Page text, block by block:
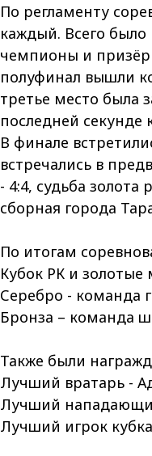
По регламенту
каждый. Всего
чемпионы и
полуфинал вышли
третье место была
последней секунде
В финале
встречались в
- 4:4, судьба
сборная города
По итогам
Кубок РК и
Серебро - команда
Бронза – команда
Также были
Лучший вратарь -
Лучший
Лучший игрок